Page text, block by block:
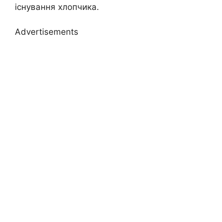
існування хлопчика.
Advertisements